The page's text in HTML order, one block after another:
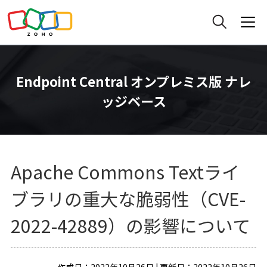
Endpoint Central オンプレミス版 ナレ
ッジベース
Apache Commons Textライ
ブラリの重大な脆弱性（CVE-
2022-42889）の影響について